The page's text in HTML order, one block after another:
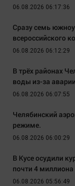
06.08.2026 06:17:36
Сразу семь
всероссийского
06.08.2026 06:12:29
В трёх районах
воды из-за
06.08.2026 06:07:55
Челябинский
режиме.
06.08.2026 06:00:29
В Кусе осудили
почти 4 миллиона
06.08.2026 05:56:49